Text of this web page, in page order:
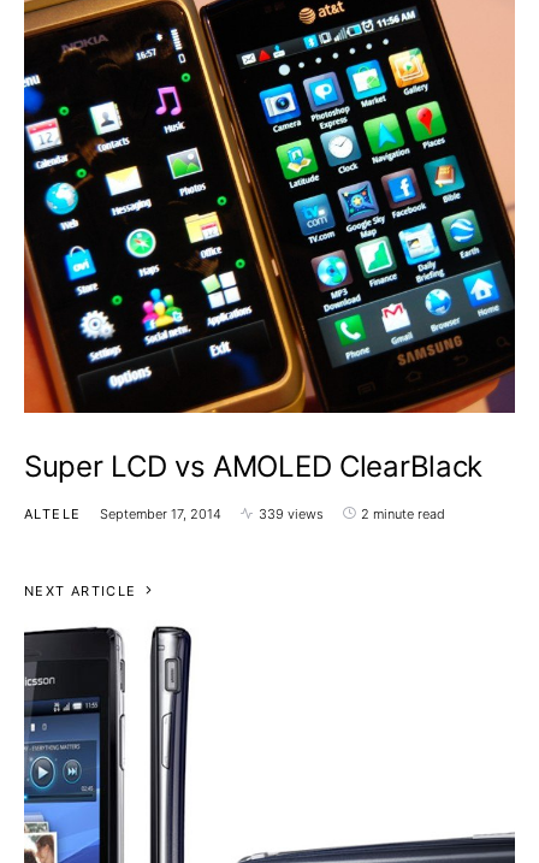
Super LCD vs AMOLED ClearBlack
ALTELE September 17, 2014 339 views 2 minute read
NEXT ARTICLE